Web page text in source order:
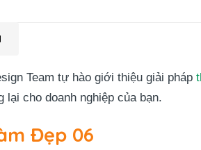
Team tự hào giới thiệu giải pháp
cho doanh nghiệp của bạn.
Đẹp 06